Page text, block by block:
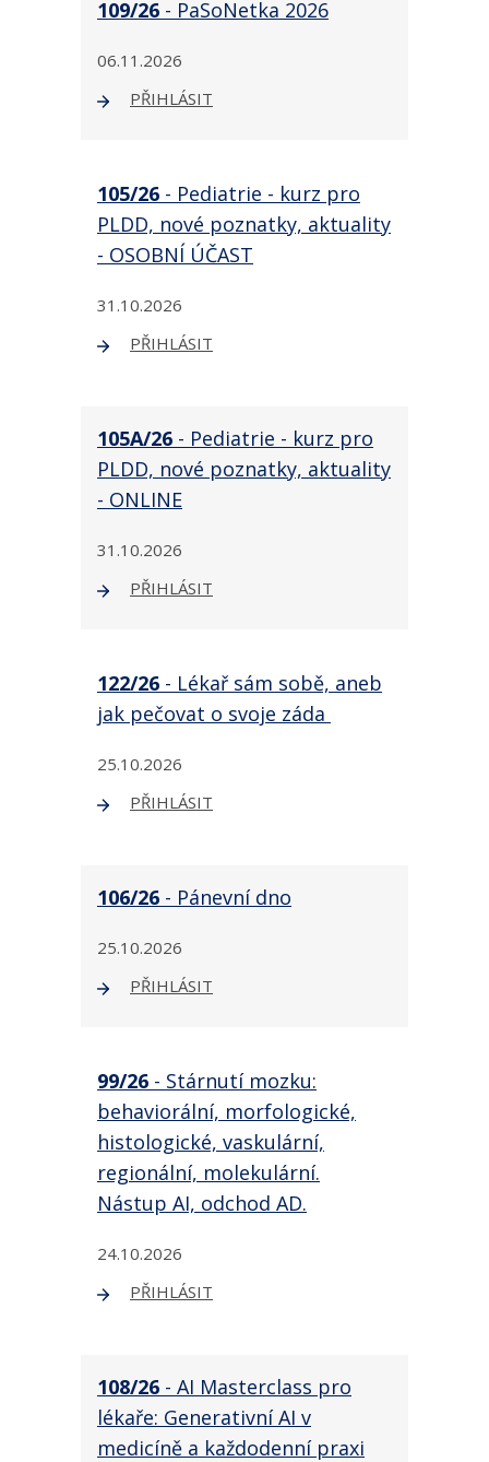
109/26 - PaSoNetka 2026
06.11.2026
PŘIHLÁSIT
105/26 - Pediatrie - kurz pro
PLDD, nové poznatky, aktuality
- OSOBNÍ ÚČAST
31.10.2026
PŘIHLÁSIT
105A/26 - Pediatrie - kurz pro
PLDD, nové poznatky, aktuality
- ONLINE
31.10.2026
PŘIHLÁSIT
122/26 - Lékař sám sobě, aneb
jak pečovat o svoje záda
25.10.2026
PŘIHLÁSIT
106/26 - Pánevní dno
25.10.2026
PŘIHLÁSIT
99/26 - Stárnutí mozku:
behaviorální, morfologické,
histologické, vaskulární,
regionální, molekulární.
Nástup AI, odchod AD.
24.10.2026
PŘIHLÁSIT
108/26 - AI Masterclass pro
lékaře: Generativní AI v
medicíně a každodenní praxi